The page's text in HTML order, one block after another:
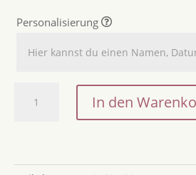
Personalisierung
Haustieranhänger
für
In den